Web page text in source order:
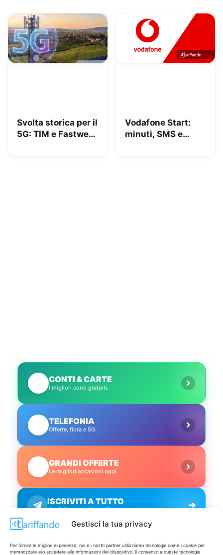
Gestisci la tua privacy
Per fornire le migliori esperienze, noi e i nostri partner utilizziamo tecnologie come i cookie per
memorizzare e/o accedere alle informazioni del dispositivo. Il consenso a queste tecnologie
Svolta storica per il
5G: TIM e Fastweb
Vodafone Start:
minuti, SMS e
CONTI & CARTE
I migliori conti gratuiti.
TELEFONIA
Offerte, fibra e 5G.
GRANDI OFFERTE
Le migliori occasioni oggi.
ISCRIVITI A TUTTO
Un click per tutti i canali! ➔